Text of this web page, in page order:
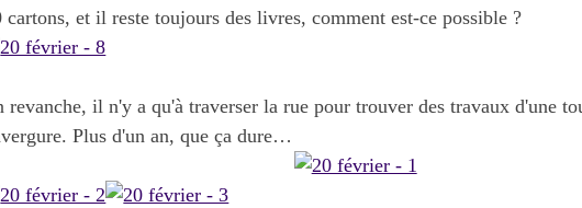
cartons, et il reste toujours des livres, comment est-ce possible ?
revanche, il n'y a qu'à traverser la rue pour trouver des travaux d'une
Plus d'un an, que ça dure…